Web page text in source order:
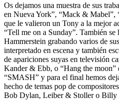
Os dejamos una muestra de sus
en Nueva York”, “Mack & Mabel”,
que le valieron un Tony a la mejor
“Tell me on a Sunday”. También
Hammerstein grabando varios de
interpretado en escena y también
de apariciones suyas en televisión
Kander & Ebb, o “Hang the moon”
“SMASH” y para el final hemos
hecho de temas pop de
Bob Dylan, Leiber & Stoller o Billy